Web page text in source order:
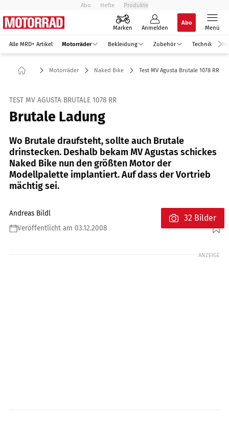
Abo Hefte Produkte
Marken Anmelden
Abo
Menü
Alle MRD+ Artikel Motorräder Bekleidung Zubehör Technik
Motorräder Naked Bike Test MV Agusta Brutale 1078 RR
TEST MV AGUSTA BRUTALE 1078 RR
Brutale Ladung
Wo Brutale draufsteht, sollte auch Brutale
drinstecken. Deshalb bekam MV Agustas schickes
Naked Bike nun den größten Motor der
Modellpalette implantiert. Auf dass der Vortrieb
mächtig sei.
Andreas Bildl
Veröffentlicht am 03.12.2008
Foto: Künstle
32 Bilder
ANZEIGE